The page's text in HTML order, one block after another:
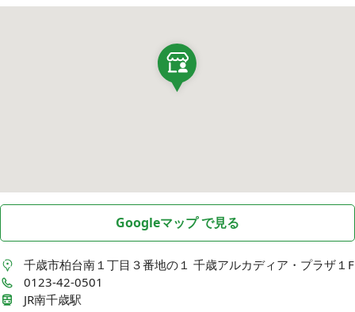
Googleマップ で見る
千歳市柏台南１丁目３番地の１ 千歳アルカディア・プラザ１F
0123-42-0501
JR南千歳駅